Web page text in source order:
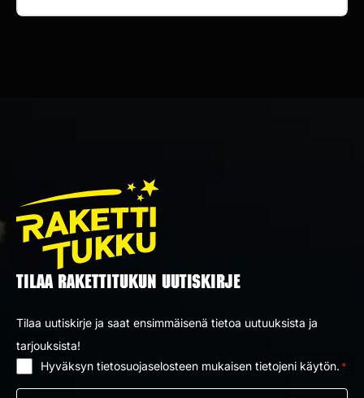
TILAA RAKETTITUKUN UUTISKIRJE
Tilaa uutiskirje ja saat ensimmäisenä tietoa uutuuksista ja
tarjouksista!
Hyväksyn tietosuojaselosteen mukaisen tietojeni käytön. *